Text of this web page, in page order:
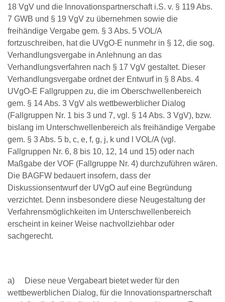
18 VgV und die Innovationspartnerschaft i.S. v. § 119 Abs.
7 GWB und § 19 VgV zu übernehmen sowie die
freihändige Vergabe gem. § 3 Abs. 5 VOL/A
fortzuschreiben, hat die UVgO-E nunmehr in § 12, die sog.
Verhandlungsvergabe in Anlehnung an das
Verhandlungsverfahren nach § 17 VgV gestaltet. Dieser
Verhandlungsvergabe ordnet der Entwurf in § 8 Abs. 4
UVgO-E Fallgruppen zu, die im Oberschwellenbereich
gem. § 14 Abs. 3 VgV als wettbewerblicher Dialog
(Fallgruppen Nr. 1 bis 3 und 7, vgl. § 14 Abs. 3 VgV), bzw.
bislang im Unterschwellenbereich als freihändige Vergabe
gem. § 3 Abs. 5 b, c, e, f, g, j, k und l VOL/A (vgl.
Fallgruppen Nr. 6, 8 bis 10, 12, 14 und 15) oder nach
Maßgabe der VOF (Fallgruppe Nr. 4) durchzuführen wären.
Die BAGFW bedauert insofern, dass der
Diskussionsentwurf der UVgO auf eine Begründung
verzichtet. Denn insbesondere diese Neugestaltung der
Verfahrensmöglichkeiten im Unterschwellenbereich
erscheint in keiner Weise nachvollziehbar oder
sachgerecht.
a) Diese neue Vergabeart bietet weder für den
wettbewerblichen Dialog, für die Innovationspartnerschaft